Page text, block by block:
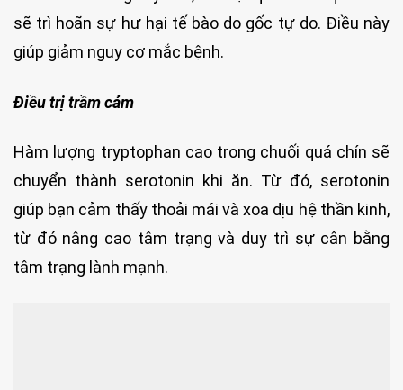
sẽ trì hoãn sự hư hại tế bào do gốc tự do. Điều này
giúp giảm nguy cơ mắc bệnh.
Điều trị trầm cảm
Hàm lượng tryptophan cao trong chuối quá chín sẽ
chuyển thành serotonin khi ăn. Từ đó, serotonin
giúp bạn cảm thấy thoải mái và xoa dịu hệ thần kinh,
từ đó nâng cao tâm trạng và duy trì sự cân bằng
tâm trạng lành mạnh.